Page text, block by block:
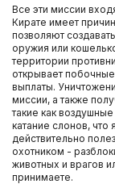
Все эти миссии
Кирате имеет
позволяют
оружия или
территории
открывает
выплаты.
миссии, а также
такие как
катание слонов,
действительно
охотником -
животных и врагов
принимаете.